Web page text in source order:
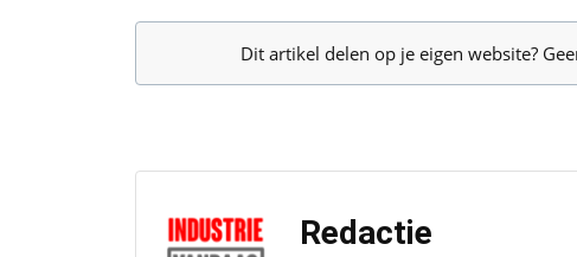
Dit artikel delen op je eigen website?
Redactie